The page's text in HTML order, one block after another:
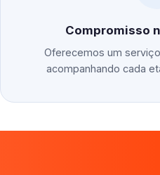
Compromisso
Oferecemos um
acompanhando cada